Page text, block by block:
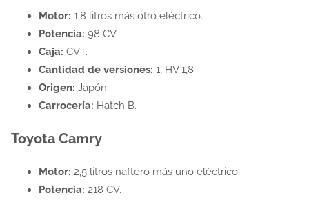
Motor: 1,8 litros más otro eléctrico.
Potencia: 98 CV.
Caja: CVT.
Cantidad de versiones: 1, HV 1,8.
Origen: Japón.
Carrocería: Hatch B.
Toyota Camry
Motor: 2,5 litros naftero más uno eléctrico.
Potencia: 218 CV.